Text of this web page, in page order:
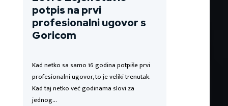
potpis na prvi
profesionalni ugovor s
Goricom
Kad netko sa samo 16 godina potpiše prvi
profesionalni ugovor, to je veliki trenutak.
Kad taj netko već godinama slovi za
jednog…